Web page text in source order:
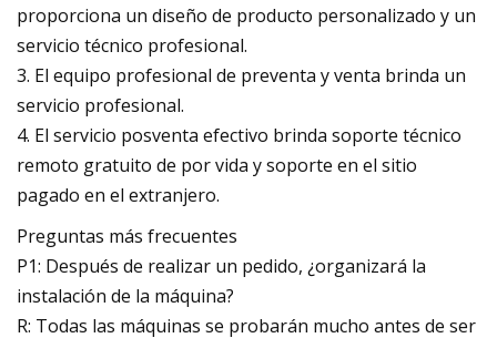
proporciona un diseño de producto personalizado y un
servicio técnico profesional.
3. El equipo profesional de preventa y venta brinda un
servicio profesional.
4. El servicio posventa efectivo brinda soporte técnico
remoto gratuito de por vida y soporte en el sitio
pagado en el extranjero.
Preguntas más frecuentes
P1: Después de realizar un pedido, ¿organizará la
instalación de la máquina?
R: Todas las máquinas se probarán mucho antes de ser